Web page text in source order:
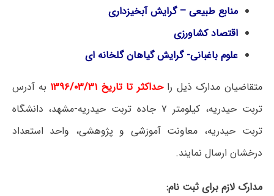
منابع طبیعی – گرایش آبخیزداری
اقتصاد کشاورزی
علوم باغبانی- گرایش گیاهان گلخانه ای
متقاضیان مدارک ذیل راحداکثر تا تاریخ ۱۳۹۶/۰۳/۳۱
به آدرس
تربت حیدریه، کیلومتر ۷ جاده تربت حیدریه-مشهد، دانشگاه
تربت حیدریه، معاونت آموزشی و پژوهشی، واحد استعداد
درخشان ارسال نمایند.
مدارک لازم برای ثبت نام: